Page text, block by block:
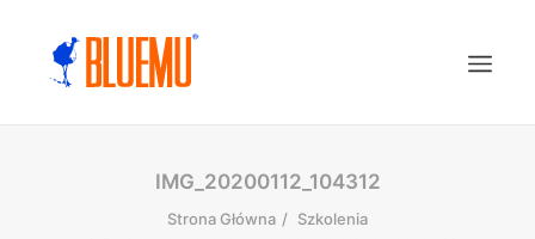
IMG_20200112_104312
Strona Główna
Szkolenia